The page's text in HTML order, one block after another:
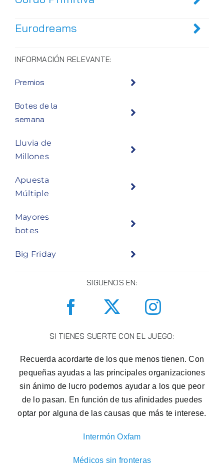
Eurodreams
INFORMACIÓN RELEVANTE:
Premios
Botes de la
semana
Lluvia de
Millones
Apuesta
Múltiple
Mayores
botes
Big Friday
SIGUENOS EN:
SI TIENES SUERTE CON EL JUEGO:
Recuerda acordarte de los que menos tienen. Con
pequeñas ayudas a las principales organizaciones
sin ánimo de lucro podemos ayudar a los que peor
de lo pasan. En función de tus afinidades puedes
optar por alguna de las causas que más te interese.
Intermón Oxfam
Médicos sin fronteras